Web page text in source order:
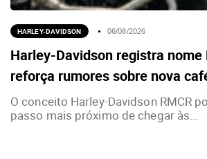
HARLEY-DAVIDSON 06/08/2026
Harley-Davidson registra nome
reforça rumores sobre nova
O conceito Harley-Davidson RMCR
passo mais próximo de chegar às...